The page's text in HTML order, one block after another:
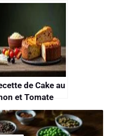
:
de Cake au
et Tomate